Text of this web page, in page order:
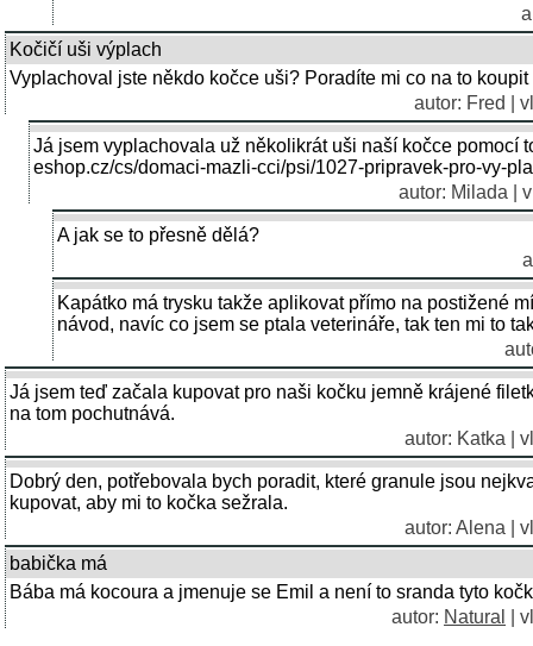
Kočičí uši výplach
Vyplachoval jste někdo kočce uši? Poradíte mi co na to
autor: Fred |
Já jsem vyplachovala už několikrát uši naší kočce pomocí
eshop.cz/cs/domaci-mazli-cci/psi/1027-pripravek-pro-vy-
autor: Milada |
A jak se to přesně dělá?
Kapátko má trysku takže aplikovat přímo na postižené
návod, navíc co jsem se ptala veterináře, tak ten mi to
Já jsem teď začala kupovat pro naši kočku jemně krájené
na tom pochutnává.
autor: Katka |
Dobrý den, potřebovala bych poradit, které granule jsou
kupovat, aby mi to kočka sežrala.
autor: Alena |
babička má
Bába má kocoura a jmenuje se Emil a není to sranda tyto
autor: Natural |